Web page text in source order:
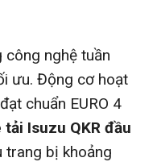
nghệ tuần
ưu. Động cơ hoạt
chuẩn EURO 4
tải Isuzu QKR đầu
trang bị khoảng